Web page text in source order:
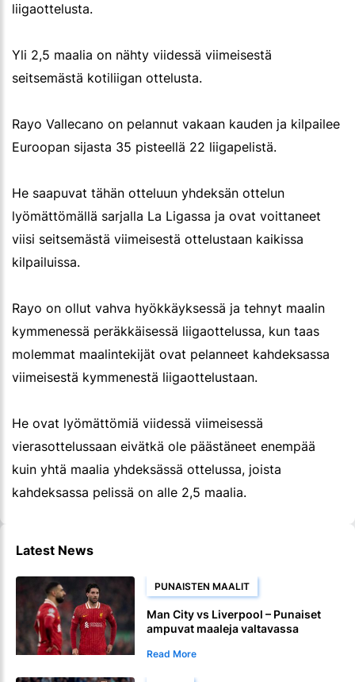
liigaottelusta.
Yli 2,5 maalia on nähty viidessä viimeisestä
seitsemästä kotiliigan ottelusta.
Rayo Vallecano on pelannut vakaan kauden ja kilpailee
Euroopan sijasta 35 pisteellä 22 liigapelistä.
He saapuvat tähän otteluun yhdeksän ottelun
lyömättömällä sarjalla La Ligassa ja ovat voittaneet
viisi seitsemästä viimeisestä ottelustaan kaikissa
kilpailuissa.
Rayo on ollut vahva hyökkäyksessä ja tehnyt maalin
kymmenessä peräkkäisessä liigaottelussa, kun taas
molemmat maalintekijät ovat pelanneet kahdeksassa
viimeisestä kymmenestä liigaottelustaan.
He ovat lyömättömiä viidessä viimeisessä
vierasottelussaan eivätkä ole päästäneet enempää
kuin yhtä maalia yhdeksässä ottelussa, joista
kahdeksassa pelissä on alle 2,5 maalia.
Latest News
PUNAISTEN MAALIT
Man City vs Liverpool – Punaiset
ampuvat maaleja valtavassa
Read More